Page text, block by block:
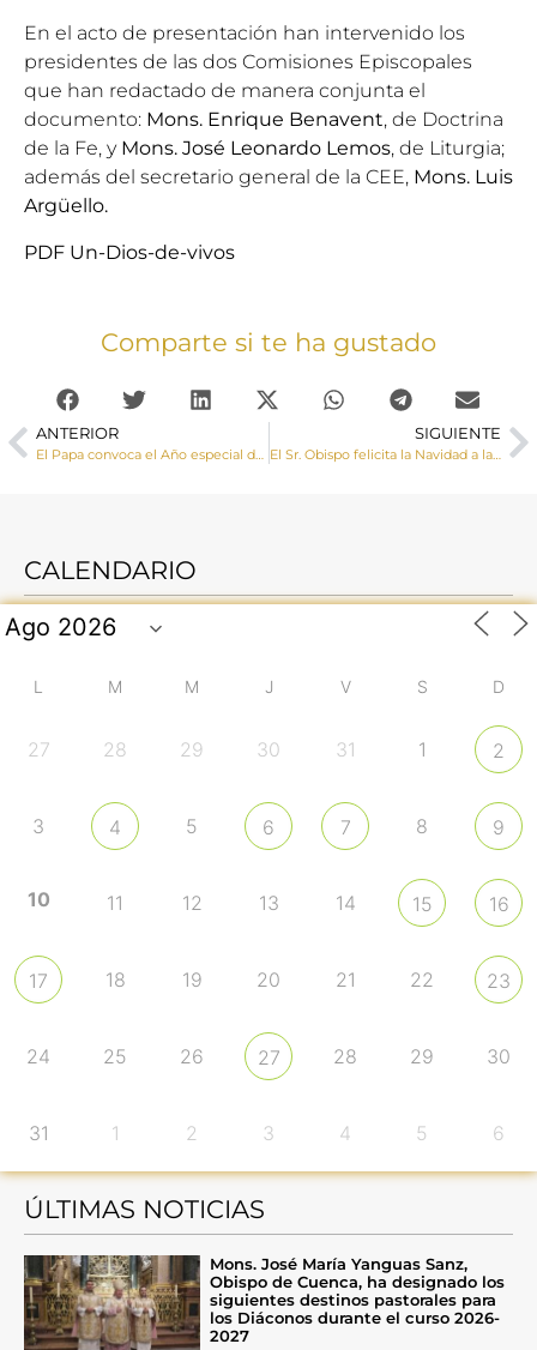
En el acto de presentación han intervenido los
presidentes de las dos Comisiones Episcopales
que han redactado de manera conjunta el
documento: Mons. Enrique Benavent, de Doctrina
de la Fe, y Mons. José Leonardo Lemos, de Liturgia;
además del secretario general de la CEE, Mons. Luis
Argüello.
PDF Un-Dios-de-vivos
Comparte si te ha gustado
ANTERIOR
El Papa convoca el Año especial dedicado a la familia
SIGUIENTE
El Sr. Obispo felicita la Navidad a la iglesia diocesana de Cuenca
CALENDARIO
L M M J V S D
27 28 29 30 31 1 2
3 4 5 6 7 8 9
10 11 12 13 14 15 16
17 18 19 20 21 22 23
24 25 26 27 28 29 30
31 1 2 3 4 5 6
ÚLTIMAS NOTICIAS
Mons. José María Yanguas Sanz,
Obispo de Cuenca, ha designado los
siguientes destinos pastorales para
los Diáconos durante el curso 2026-
2027